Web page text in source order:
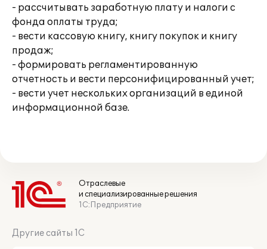
- рассчитывать заработную плату и налоги с
фонда оплаты труда;
- вести кассовую книгу, книгу покупок и книгу
продаж;
- формировать регламентированную
отчетность и вести персонифицированный учет;
- вести учет нескольких организаций в единой
информационной базе.
Отраслевые
и специализированные решения
1С:Предприятие
Другие сайты 1С